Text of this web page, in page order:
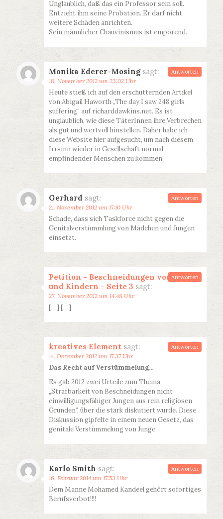
Unglaublich, daß das ein Professor sein soll.
Entzieht ihm seine Probation. Er darf nicht
weitere Schäden anrichten.
Sein männlicher Chauvinismus ist empörend.
Monika Ederer-Mosing sagt:
18. November 2012 um 23:02 Uhr
Heute stieß ich auf den erschütternden Artikel
von Abigail Haworth „The day I saw 248 girls
suffering“ auf richarddawkins.net. Es ist
unglaublich, wie diese TäterInnen ihre Verbrechen
als gut und wertvoll hinstellen. Daher habe ich
diese Website hier aufgesucht, um nach diesem
Irrsinn wieder in Gesellschaft normal
empfindender Menschen zu kommen.
Antworten
Gerhard sagt:
21. November 2012 um 17:10 Uhr
Schade, dass sich Taskforce nicht gegen die
Genitalverstümmlung von Mädchen und Jungen
einsetzt.
Antworten
Petition - Beschneidungen von Babys
und Kindern - Seite 3 sagt:
27. November 2012 um 14:48 Uhr
[…] […]
Antworten
kreatives Element sagt:
14. Dezember 2012 um 17:37 Uhr
Das Recht auf Verstümmelung…
Es gab 2012 zwei Urteile zum Thema
„Strafbarkeit von Beschneidungen nicht
einwilligungsfähiger Jungen aus rein religiösen
Gründen“, über die stark diskutiert wurde. Diese
Diskussion gipfelte in einem neuen Gesetz, das
genitale Verstümmelung von Junge…
Antworten
Karlo Smith sagt:
16. Februar 2014 um 17:53 Uhr
Dem Manne Mohamed Kandeel gehört sofortiges
Berufsverbot!!!!
Antworten